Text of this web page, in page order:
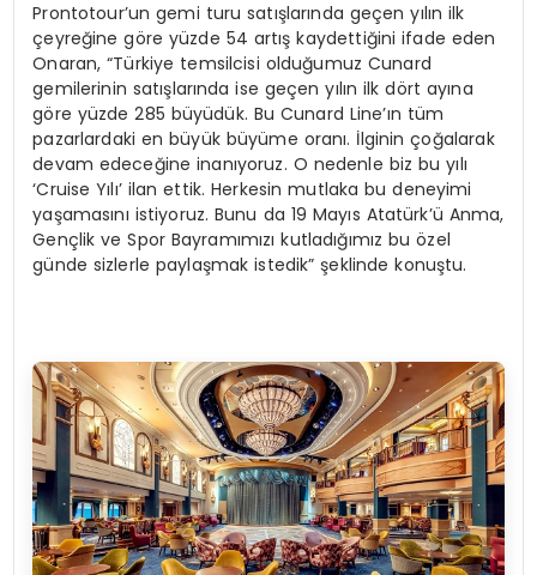
Prontotour’un gemi turu satışlarında geçen yılın ilk
çeyreğine göre yüzde 54 artış kaydettiğini ifade eden
Onaran, “Türkiye temsilcisi olduğumuz Cunard
gemilerinin satışlarında ise geçen yılın ilk dört ayına
göre yüzde 285 büyüdük. Bu Cunard Line’ın tüm
pazarlardaki en büyük büyüme oranı. İlginin çoğalarak
devam edeceğine inanıyoruz. O nedenle biz bu yılı
‘Cruise Yılı’ ilan ettik. Herkesin mutlaka bu deneyimi
yaşamasını istiyoruz. Bunu da 19 Mayıs Atatürk’ü Anma,
Gençlik ve Spor Bayramımızı kutladığımız bu özel
günde sizlerle paylaşmak istedik” şeklinde konuştu.